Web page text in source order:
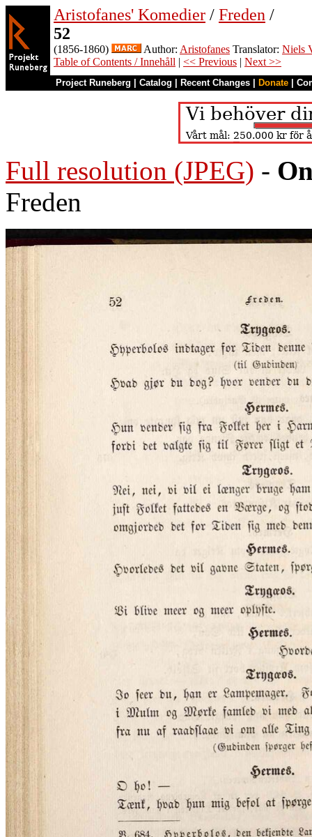
Aristofanes' Komedier / Freden /
52
(1856-1860) Author: Aristofanes Translator: Niels
Table of Contents / Innehåll | << Previous | Next >>
Project Runeberg Catalog Recent Changes Donate
Full resolution (JPEG) -
Freden